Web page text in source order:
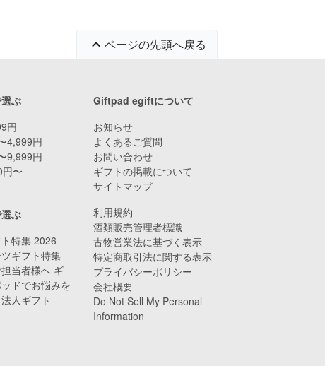
ページの先頭へ戻る
ぶ
円
4,999円
9,999円
〜
ぶ
特集 2026
ギフト特集
当者様へ ギ
ドでお悩みを
人ギフト
Giftpad egiftについて
お知らせ
よくあるご質問
お問い合わせ
ギフトの掲載について
サイトマップ
利用規約
酒類販売管理者標識
古物営業法に基づく表示
特定商取引法に関する表示
プライバシーポリシー
会社概要
Do Not Sell My Personal
Information